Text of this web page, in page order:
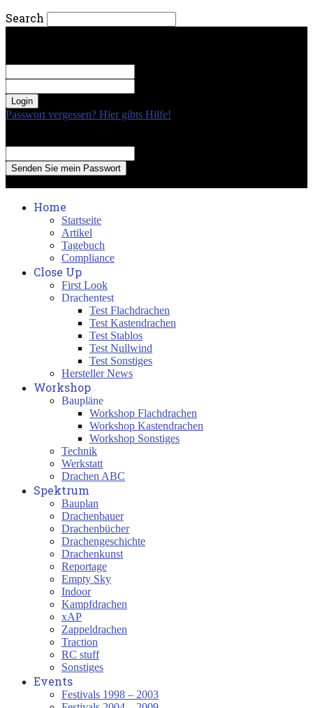
Search
Passwort vergessen? Hier gibts Hilfe!
Home
Startseite
Artikel
Tagebuch
Compliance
Close Up
First Look
Drachentest
Test Flachdrachen
Test Kastendrachen
Test Stablos
Test Nullwind
Test Sonstiges
Hersteller News
Workshop
Baupläne
Workshop Flachdrachen
Workshop Kastendrachen
Workshop Sonstiges
Technik
Werkstatt
Drachen ABC
Spektrum
Bauplan
Drachenbauer
Drachenbücher
Drachengeschichte
Drachenkunst
Reportage
Empty Sky
Indoor
Kampfdrachen
xAP
Zappeldrachen
Traction
RC stuff
Sonstiges
Events
Festivals 1998 – 2003